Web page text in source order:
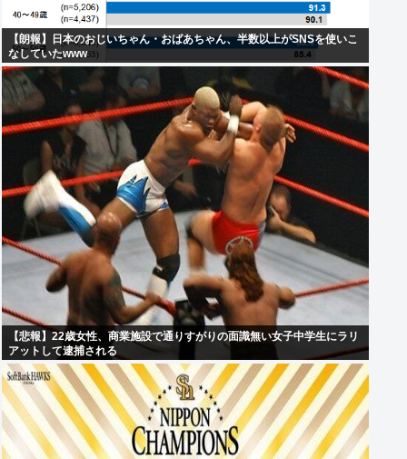
【朗報】日本のおじいちゃん・おばあちゃん、半数以上がSNSを使いこ
なしていたwww
【悲報】22歳女性、商業施設で通りすがりの面識無い女子中学生にラリ
アットして逮捕される